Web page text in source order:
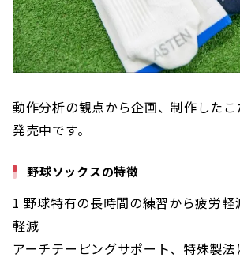
動作分析の観点から企画、制作した
発売中です。
野球ソックスの特徴
1 野球特有の長時間の練習から疲労軽
軽減
アーチテーピングサポート、特殊製